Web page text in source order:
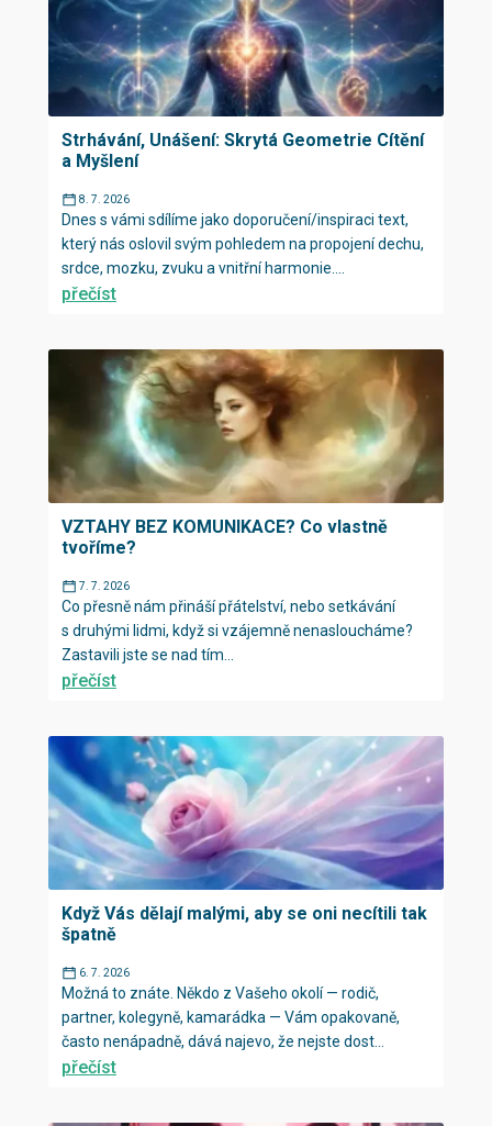
Strhávání, Unášení: Skrytá Geometrie Cítění
a Myšlení
8. 7. 2026
Dnes s vámi sdílíme jako doporučení/inspiraci text,
který nás oslovil svým pohledem na propojení dechu,
srdce, mozku, zvuku a vnitřní harmonie....
přečíst
VZTAHY BEZ KOMUNIKACE? Co vlastně
tvoříme?
7. 7. 2026
Co přesně nám přináší přátelství, nebo setkávání
s druhými lidmi, když si vzájemně nenasloucháme?
Zastavili jste se nad tím...
přečíst
Když Vás dělají malými, aby se oni necítili tak
špatně
6. 7. 2026
Možná to znáte. Někdo z Vašeho okolí — rodič,
partner, kolegyně, kamarádka — Vám opakovaně,
často nenápadně, dává najevo, že nejste dost...
přečíst